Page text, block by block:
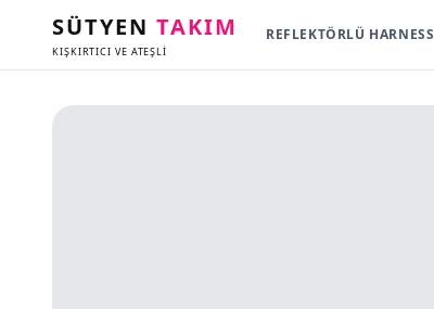
SÜTYEN TAKIM
KIŞKIRTICI VE ATEŞLİ
REFLEKTÖRLÜ HARNESS